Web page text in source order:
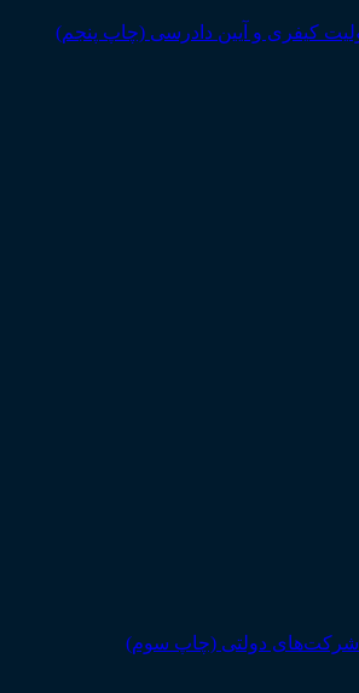
کیفری و آیین دادرسی (چاپ پنجم)